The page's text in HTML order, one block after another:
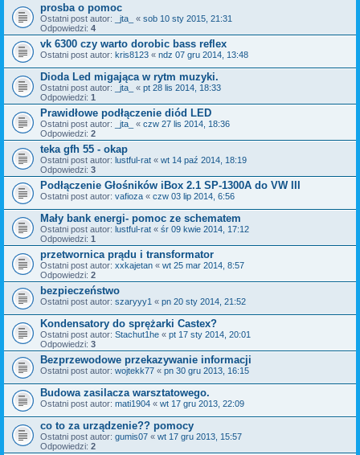
prosba o pomoc
Ostatni post autor: _jta_ « sob 10 sty 2015, 21:31
Odpowiedzi: 4
vk 6300 czy warto dorobic bass reflex
Ostatni post autor: kris8123 « ndz 07 gru 2014, 13:48
Dioda Led migająca w rytm muzyki.
Ostatni post autor: _jta_ « pt 28 lis 2014, 18:33
Odpowiedzi: 1
Prawidłowe podłączenie diód LED
Ostatni post autor: _jta_ « czw 27 lis 2014, 18:36
Odpowiedzi: 2
teka gfh 55 - okap
Ostatni post autor: lustful-rat « wt 14 paź 2014, 18:19
Odpowiedzi: 3
Podłączenie Głośników iBox 2.1 SP-1300A do VW III
Ostatni post autor: vafioza « czw 03 lip 2014, 6:56
Mały bank energi- pomoc ze schematem
Ostatni post autor: lustful-rat « śr 09 kwie 2014, 17:12
Odpowiedzi: 1
przetwornica prądu i transformator
Ostatni post autor: xxkajetan « wt 25 mar 2014, 8:57
Odpowiedzi: 2
bezpieczeństwo
Ostatni post autor: szaryyy1 « pn 20 sty 2014, 21:52
Kondensatory do sprężarki Castex?
Ostatni post autor: Stachut1he « pt 17 sty 2014, 20:01
Odpowiedzi: 3
Bezprzewodowe przekazywanie informacji
Ostatni post autor: wojtekk77 « pn 30 gru 2013, 16:15
Budowa zasilacza warsztatowego.
Ostatni post autor: mati1904 « wt 17 gru 2013, 22:09
co to za urządzenie?? pomocy
Ostatni post autor: gumis07 « wt 17 gru 2013, 15:57
Odpowiedzi: 2